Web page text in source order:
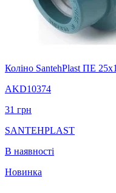
Коліно SantehPlast ПЕ
AKD10374
31 грн
SANTEHPLAST
В наявності
Новинка